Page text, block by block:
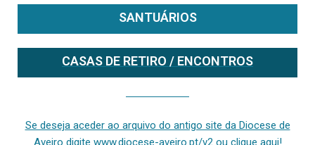
SANTUÁRIOS
CASAS DE RETIRO / ENCONTROS
Se deseja aceder ao arquivo do antigo site da Diocese de
Aveiro digite www.diocese-aveiro.pt/v2 ou clique aqui!